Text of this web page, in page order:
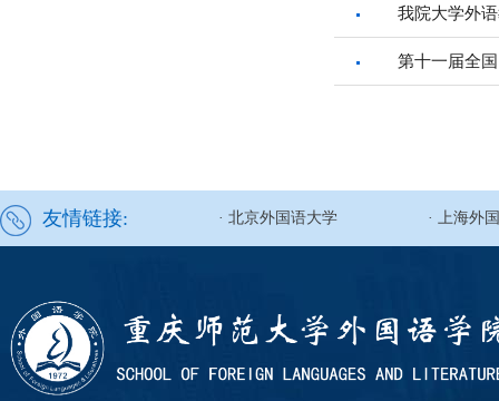
我院大学外
第十一届全
友情链接: · 北京外国语大学 · 上海外